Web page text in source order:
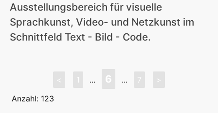
Ausstellungsbereich für visuelle
Sprachkunst, Video- und Netzkunst im
Schnittfeld Text - Bild - Code.
< 1 ... 6 ... 7
>
Anzahl: 123